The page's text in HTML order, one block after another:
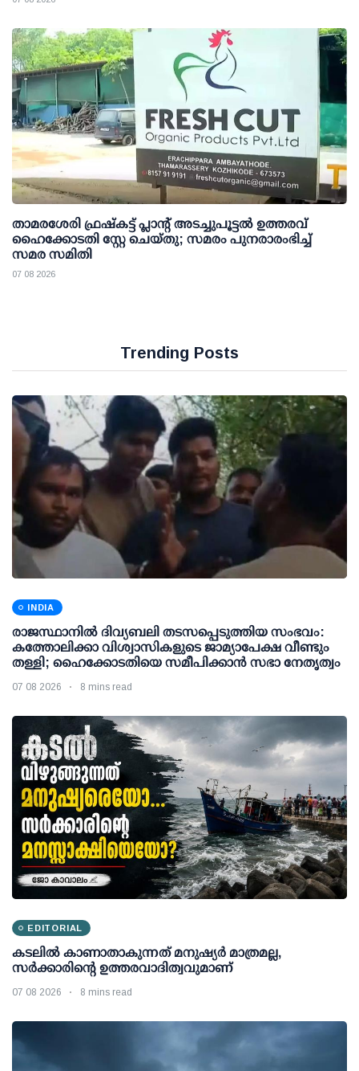
താമരശേരി ഫ്രഷ്കട്ട് പ്ലാന്റ് അടച്ചുപൂട്ടൽ ഉത്തരവ്
ഹൈക്കോടതി സ്റ്റേ ചെയ്തു; സമരം പുനരാരംഭിച്ച്
സമര സമിതി
07 08 2026
Trending Posts
INDIA
രാജസ്ഥാനിൽ ദിവ്യബലി തടസപ്പെടുത്തിയ സംഭവം:
കത്തോലിക്കാ വിശ്വാസികളുടെ ജാമ്യാപേക്ഷ വീണ്ടും
തള്ളി; ഹൈക്കോടതിയെ സമീപിക്കാൻ സഭാ നേതൃത്വം
07 08 2026 8 mins read
EDITORIAL
കടലിൽ കാണാതാകുന്നത് മനുഷ്യർ മാത്രമല്ല,
സർക്കാരിന്റെ ഉത്തരവാദിത്വവുമാണ്
07 08 2026 8 mins read